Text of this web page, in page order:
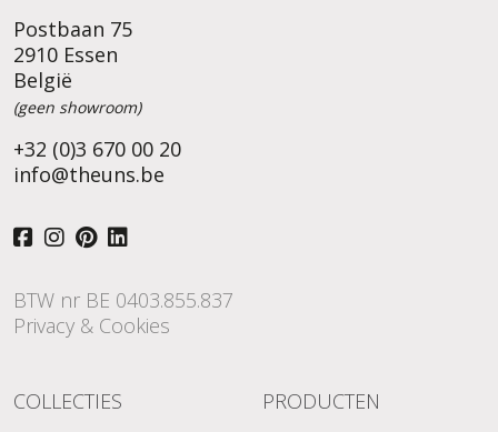
Postbaan 75
2910 Essen
België
(geen showroom)
+32 (0)3 670 00 20
info@theuns.be
BTW nr BE 0403.855.837
Privacy & Cookies
COLLECTIES
PRODUCTEN